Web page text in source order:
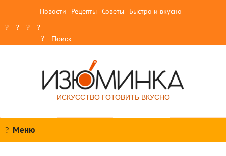
Новости Рецепты Советы Быстро и вкусно
ИСКУССТВО ГОТОВИТЬ ВКУСНО
Меню